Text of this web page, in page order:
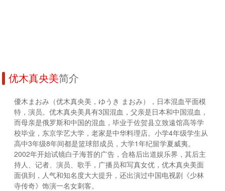
优木真央美简介
優木まおみ（优木真央美，ゆうき まおみ），日本混血平面模
特，演员。优木真央美具有3国混血，父亲是日本和中国混血，
而母亲是俄罗斯和中国的混血，毕业于佐贺县立致遠馆高等学
校毕业，东京学艺大学，老家是中华料理店。小学4年级学生从
高中3年级8年间都是篮球部成员，大学1年纪留学夏威夷。
2002年开始试镜白子海苔的广告，合格后出道娱乐界，其后主
持人、记者、演员、歌手，广播员和写真女优，优木真央美面
面俱到，人气和知名度大大提升，还出演过中国电视剧《少林
寺传奇》饰演一名女刺客。